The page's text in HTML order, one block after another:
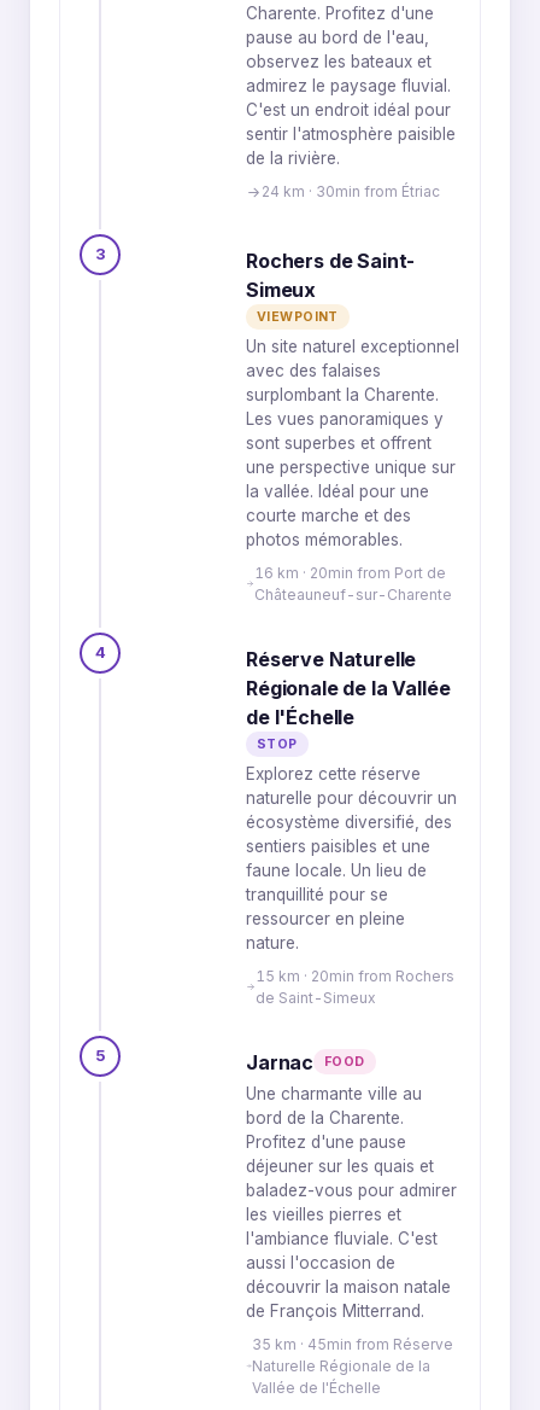
Charente. Profitez d'une
pause au bord de l'eau,
observez les bateaux et
admirez le paysage fluvial.
C'est un endroit idéal pour
sentir l'atmosphère paisible
de la rivière.
24 km · 30min from Étriac
3
Rochers de Saint-
Simeux
VIEWPOINT
Un site naturel exceptionnel
avec des falaises
surplombant la Charente.
Les vues panoramiques y
sont superbes et offrent
une perspective unique sur
la vallée. Idéal pour une
courte marche et des
photos mémorables.
16 km · 20min from Port de
Châteauneuf-sur-Charente
4
Réserve Naturelle
Régionale de la Vallée
de l'Échelle
STOP
Explorez cette réserve
naturelle pour découvrir un
écosystème diversifié, des
sentiers paisibles et une
faune locale. Un lieu de
tranquillité pour se
ressourcer en pleine
nature.
15 km · 20min from Rochers
de Saint-Simeux
5 Jarnac FOOD
Une charmante ville au
bord de la Charente.
Profitez d'une pause
déjeuner sur les quais et
baladez-vous pour admirer
les vieilles pierres et
l'ambiance fluviale. C'est
aussi l'occasion de
découvrir la maison natale
de François Mitterrand.
35 km · 45min from Réserve
Naturelle Régionale de la
Vallée de l'Échelle